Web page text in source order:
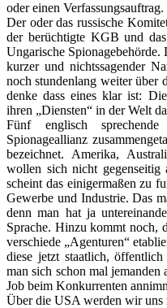
oder einen Verfassungsauftrag.
Der oder das russische
der berüchtigte KGB und
Ungarische
kurzer und nichtssagender
noch stundenlang weiter über
denke dass eines klar ist:
ihren „Diensten“ in der Welt
Fünf englisch
Spionageallianz
bezeichnet. Amerika,
wollen sich nicht gegenseitig
scheint das einigermaßen zu
Gewerbe und Industrie. Das
denn man hat ja
Sprache. Hinzu kommt noch,
verschiede „Agenturen“
diese jetzt staatlich,
man sich schon mal jemanden
Job beim Konkurrenten
Über die USA werden wir uns